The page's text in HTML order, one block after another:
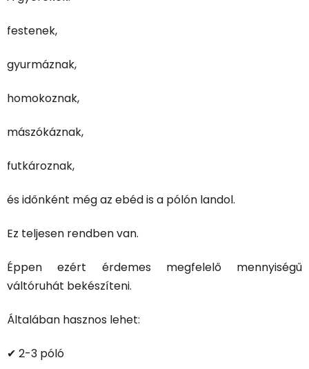
festenek,
gyurmáznak,
homokoznak,
mászókáznak,
futkároznak,
és időnként még az ebéd is a pólón landol.
Ez teljesen rendben van.
Éppen ezért érdemes megfelelő mennyiségű
váltóruhát bekészíteni.
Általában hasznos lehet:
✔ 2-3 póló